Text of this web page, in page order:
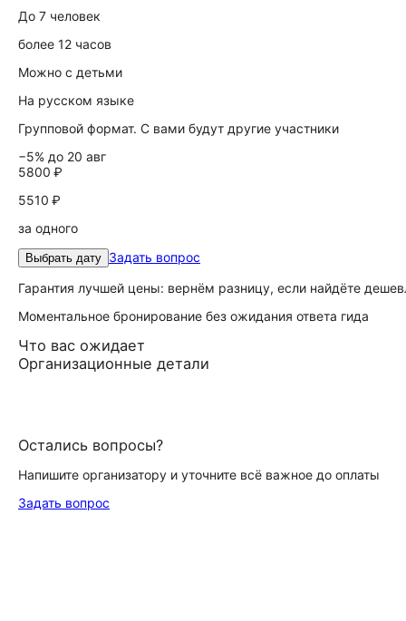
До 7 человек
более 12 часов
Можно с детьми
На русском языке
Групповой формат. С вами будут другие участники
−5% до 20 авг
5800 ₽
5510 ₽
за одного
Выбрать дату Задать вопрос
Гарантия лучшей цены: вернём разницу, если найдёте
Моментальное бронирование без ожидания ответа гида
Что вас ожидает
Организационные детали
Остались вопросы?
Напишите организатору и уточните всё важное до оплаты
Задать вопрос